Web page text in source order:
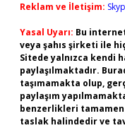
Reklam ve İletişim:
Yasal Uyarı: Bu
veya şahıs şirketi ile
Sitede yalnızca kendi
paylaşılmaktadır.
taşımamakta olup,
paylaşım
benzerlikleri
taslak halindedir ve